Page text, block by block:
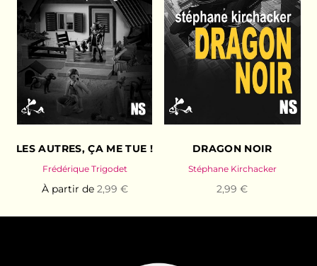
LES AUTRES, ÇA ME TUE !
Frédérique Trigodet
À partir de 2,99 €
DRAGON NOIR
Stéphane Kirchacker
2,99 €